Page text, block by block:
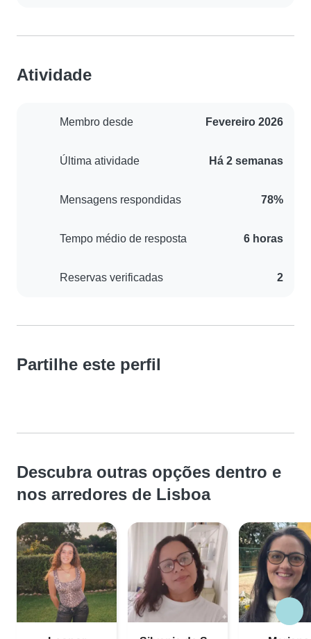
Atividade
Membro desde Fevereiro 2026
Última atividade Há 2 semanas
Mensagens respondidas 78%
Tempo médio de resposta 6 horas
Reservas verificadas 2
Partilhe este perfil
Descubra outras opções dentro e
nos arredores de Lisboa